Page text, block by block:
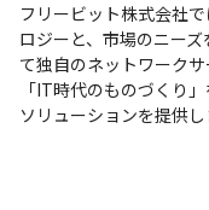
フリービット株式会社
ロジーと、市場のニー
て独自のネットワークサ
「IT時代のものづくり
ソリューションを提供し